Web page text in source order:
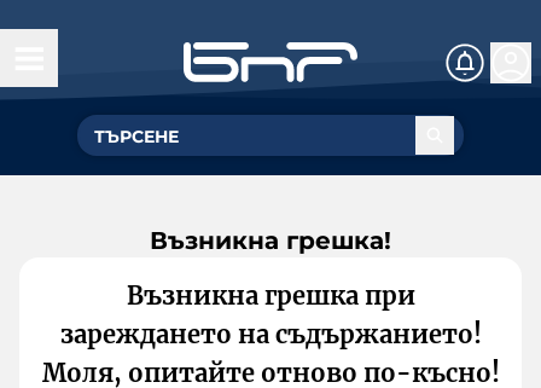
Възникна грешка!
Възникна грешка при
зареждането на съдържанието!
Моля, опитайте отново по-късно!